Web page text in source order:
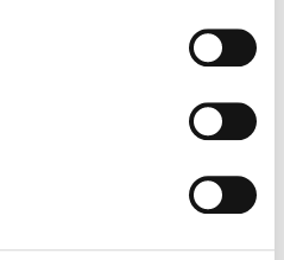
og leverandørmarkedet.
innen for
vil være Trøndelag og